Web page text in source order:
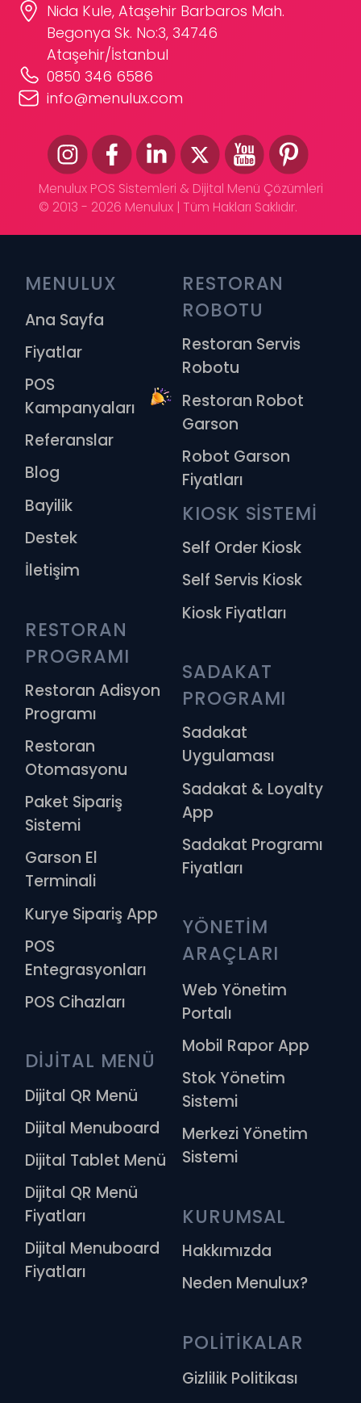
Menulux POS Sistemleri & Dijital Menü Çözümleri
© 2013 - 2026 Menulux | Tüm Hakları Saklıdır.
Nida Kule, Ataşehir Barbaros Mah.
Begonya Sk. No:3, 34746
Ataşehir/İstanbul
0850 346 6586
info@menulux.com
MENULUX
Ana Sayfa
Fiyatlar
POS
Kampanyaları
Referanslar
Blog
Bayilik
Destek
İletişim
RESTORAN
PROGRAMI
Restoran Adisyon
Programı
Restoran
Otomasyonu
Paket Sipariş
Sistemi
Garson El
Terminali
Kurye Sipariş App
POS
Entegrasyonları
POS Cihazları
DİJİTAL MENÜ
Dijital QR Menü
Dijital Menuboard
Dijital Tablet Menü
Dijital QR Menü
Fiyatları
Dijital Menuboard
Fiyatları
RESTORAN
ROBOTU
Restoran Servis
Robotu
Restoran Robot
Garson
Robot Garson
Fiyatları
KIOSK SİSTEMİ
Self Order Kiosk
Self Servis Kiosk
Kiosk Fiyatları
SADAKAT
PROGRAMI
Sadakat
Uygulaması
Sadakat & Loyalty
App
Sadakat Programı
Fiyatları
YÖNETİM
ARAÇLARI
Web Yönetim
Portalı
Mobil Rapor App
Stok Yönetim
Sistemi
Merkezi Yönetim
Sistemi
KURUMSAL
Hakkımızda
Neden Menulux?
POLİTİKALAR
Gizlilik Politikası